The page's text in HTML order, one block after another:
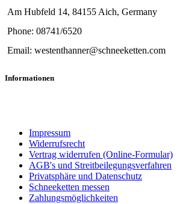
Am Hubfeld 14, 84155 Aich, Germany
Phone: 08741/6520
Email: westenthanner@schneeketten.com
Informationen
Impressum
Widerrufsrecht
Vertrag widerrufen (Online-Formular)
AGB's und Streitbeilegungsverfahren
Privatsphäre und Datenschutz
Schneeketten messen
Zahlungsmöglichkeiten